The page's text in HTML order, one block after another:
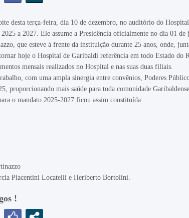
desta terça-feira, dia 10 de dezembro, no auditório do
a 2027. Ele assume a Presidência oficialmente no dia 01 de
que esteve à frente da instituição durante 25 anos, onde,
hoje o Hospital de Garibaldi referência em todo Estado do
mensais realizados no Hospital e nas suas duas filiais.
com uma ampla sinergia entre convênios, Poderes
proporcionando mais saúde para toda comunidade
o mandato 2025-2027 ficou assim constituída:
Piacentini Locatelli e Heriberto Bortolini.
!